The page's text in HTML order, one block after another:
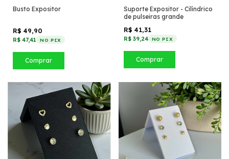
Busto Expositor
R$ 49,90
R$ 47,41 NO PIX
Comprar
Suporte Expositor - Cilíndrico
de pulseiras grande
R$ 41,31
R$ 39,24 NO PIX
Comprar